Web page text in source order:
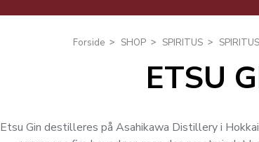
Forside SHOP SPIRITUS
ETSU
Etsu Gin destilleres på Asahikawa Distillery i